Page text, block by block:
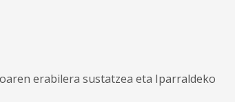
erabilera sustatzea eta Iparraldeko